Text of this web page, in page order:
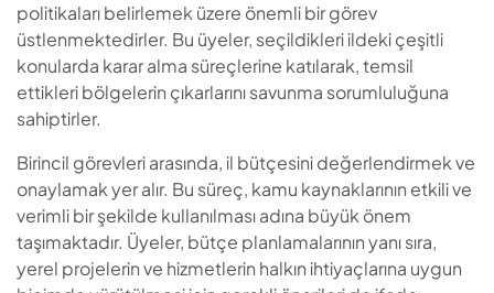
politikaları belirlemek üzere önemli bir görev
üstlenmektedirler. Bu üyeler, seçildikleri ildeki çeşitli
konularda karar alma süreçlerine katılarak, temsil
ettikleri bölgelerin çıkarlarını savunma sorumluluğuna
sahiptirler.
Birincil görevleri arasında, il bütçesini değerlendirmek ve
onaylamak yer alır. Bu süreç, kamu kaynaklarının etkili ve
verimli bir şekilde kullanılması adına büyük önem
taşımaktadır. Üyeler, bütçe planlamalarının yanı sıra,
yerel projelerin ve hizmetlerin halkın ihtiyaçlarına uygun